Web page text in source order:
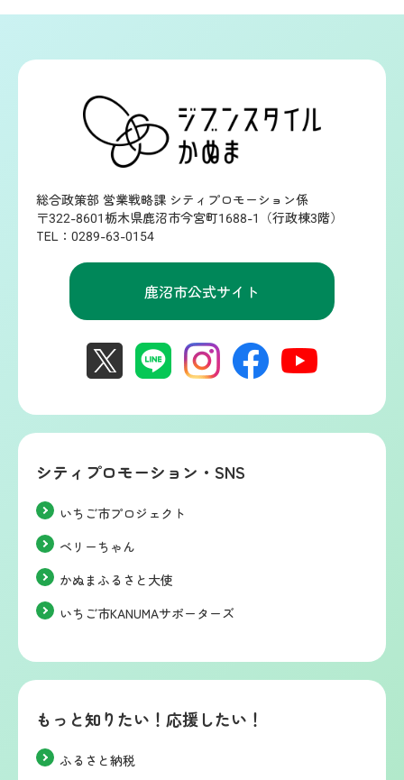
総合政策部 営業戦略課 シティプロモーション係
〒322-8601栃木県鹿沼市今宮町1688-1（行政棟3階）
TEL：0289-63-0154
鹿沼市公式サイト
シティプロモーション・SNS
いちご市プロジェクト
ベリーちゃん
かぬまふるさと大使
いちご市KANUMAサポーターズ
もっと知りたい！応援したい！
ふるさと納税